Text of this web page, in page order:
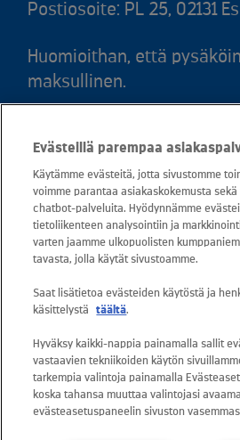
Postiosoite: PL 25, 02131
Huomioithan, että
maksullinen.
snt/puhelu + 16,69 snt/
Asiakaspalvelu: 0800
avoinna arkisin ma - pe
sähköposti:
yhteystiedoissa toisin
Tietosuoja Kuusakoskella
Evästeillä parempaa
Käytämme evästeitä, jotta sivustomme
voimme parantaa asiakaskokemusta
chatbot-palveluita. Hyödynnämme
tietoliikenteen analysointiin ja
varten jaamme ulkopuolisten
tavasta, jolla käytät sivustoamme.
Saat lisätietoa evästeiden käytöstä ja
käsittelystä
täältä.
Hyväksy kaikki-nappia painamalla sallit
vastaavien tekniikoiden käytön
tarkempia valintoja painamalla
koska tahansa muuttaa valintojasi
evästeasetuspaneelin sivuston